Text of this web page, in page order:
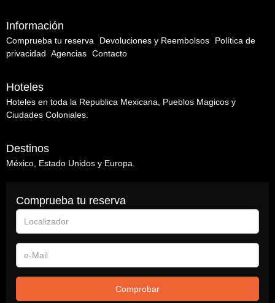
Información
Comprueba tu reserva Devoluciones y Reembolsos
Política de
privacidad Agencias Contacto
Hoteles
Hoteles en toda la Republica Mexicana, Pueblos Magicos y
Ciudades Coloniales.
Destinos
México, Estado Unidos y Europa.
Comprueba tu reserva
Localizador
e-
Mail
Comprobar